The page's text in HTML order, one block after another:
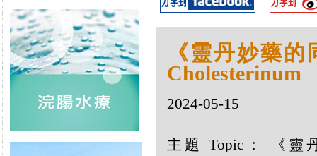
《靈丹妙藥
Cholesterinum
2024-05-15
主題 Topic： 《靈